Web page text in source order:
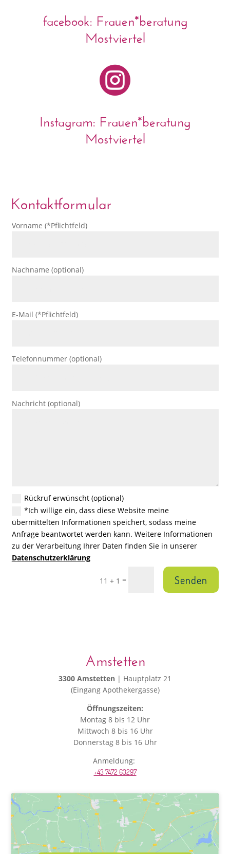
facebook: Frauen*beratung
Mostviertel

Instagram: Frauen*beratung
Mostviertel
Kontaktformular
Vorname (*Pflichtfeld)
Nachname (optional)
E-Mail (*Pflichtfeld)
Telefonnummer (optional)
Nachricht (optional)
Rückruf erwünscht (optional)
*Ich willige ein, dass diese Website meine
übermittelten Informationen speichert, sodass meine
Anfrage beantwortet werden kann. Weitere Informationen
zu der Verarbeitung Ihrer Daten finden Sie in unserer
Datenschutzerklärung
11 + 1 = Senden
Amstetten
3300 Amstetten | Hauptplatz 21
(Eingang Apothekergasse)
Öffnungszeiten:
Montag 8 bis 12 Uhr
Mittwoch 8 bis 16 Uhr
Donnerstag 8 bis 16 Uhr
Anmeldung:
+43 7472 63297